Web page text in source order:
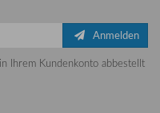
Anmelden
Ihrem Kundenkonto abbestellt